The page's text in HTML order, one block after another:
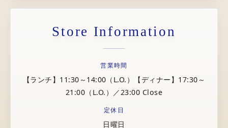
Store Information
営業時間
【ランチ】11:30～14:00（L.O.）【ディナー】17:30～
21:00（L.O.）／23:00 Close
定休日
日曜日